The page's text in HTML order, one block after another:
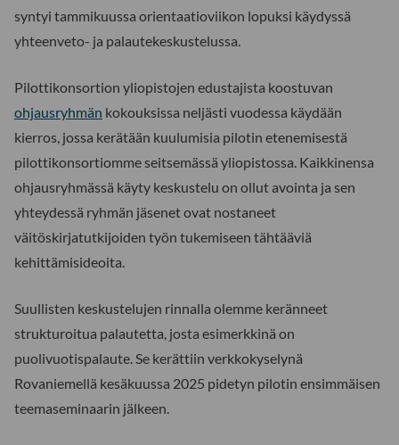
syntyi tammikuussa orientaatioviikon lopuksi käydyssä
yhteenveto- ja palautekeskustelussa.
Pilottikonsortion yliopistojen edustajista koostuvan
ohjausryhmän kokouksissa neljästi vuodessa käydään
kierros, jossa kerätään kuulumisia pilotin etenemisestä
pilottikonsortiomme seitsemässä yliopistossa. Kaikkinensa
ohjausryhmässä käyty keskustelu on ollut avointa ja sen
yhteydessä ryhmän jäsenet ovat nostaneet
väitöskirjatutkijoiden työn tukemiseen tähtääviä
kehittämisideoita.
Suullisten keskustelujen rinnalla olemme keränneet
strukturoitua palautetta, josta esimerkkinä on
puolivuotispalaute. Se kerättiin verkkokyselynä
Rovaniemellä kesäkuussa 2025 pidetyn pilotin ensimmäisen
teemaseminaarin jälkeen.